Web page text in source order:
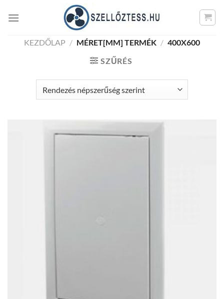
KEZDŐLAP / MÉRET[MM] TERMÉK / 400X600
SZŰRÉS